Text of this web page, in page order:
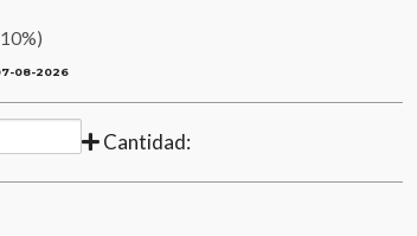
10%)
08-2026
Cantidad: